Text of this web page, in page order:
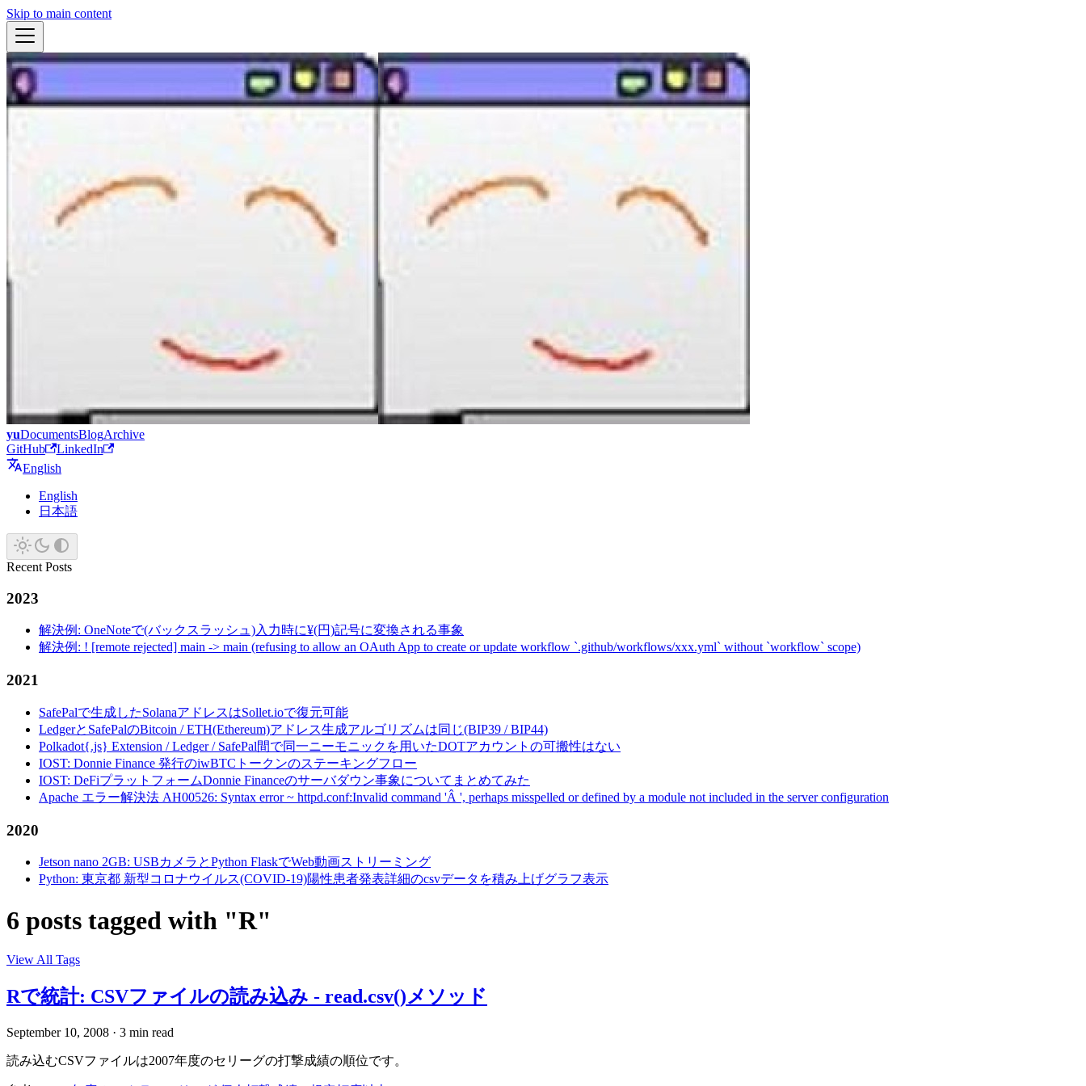
Skip to main content
yuDocumentsBlogArchive
GitHub
LinkedIn
English
English
日本語
Recent Posts
2023
解決例: OneNoteで(バックスラッシュ)入力時に¥(円)記号に変換される事象
解決例: ! [remote rejected] main -> main (refusing to allow an OAuth App to create or update workflow `.github/workflows/xxx.yml` without `workflow` scope)
2021
SafePalで生成したSolanaアドレスはSollet.ioで復元可能
LedgerとSafePalのBitcoin / ETH(Ethereum)アドレス生成アルゴリズムは同じ(BIP39 / BIP44)
Polkadot{.js} Extension / Ledger / SafePal間で同一ニーモニックを用いたDOTアカウントの可搬性はない
IOST: Donnie Finance 発行のiwBTCトークンのステーキングフロー
IOST: DeFiプラットフォームDonnie Financeのサーバダウン事象についてまとめてみた
Apache エラー解決法 AH00526: Syntax error ~ httpd.conf:Invalid command 'Â ', perhaps misspelled or defined by a module not included in the server configuration
2020
Jetson nano 2GB: USBカメラとPython FlaskでWeb動画ストリーミング
Python: 東京都 新型コロナウイルス(COVID-19)陽性患者発表詳細のcsvデータを積み上げグラフ表示
6 posts tagged with "R"
View All Tags
Rで統計: CSVファイルの読み込み - read.csv()メソッド
September 10, 2008 · 3 min read
読み込むCSVファイルは2007年度のセリーグの打撃成績の順位です。